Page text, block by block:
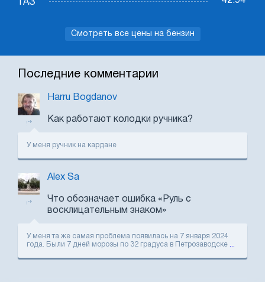
ГАЗ
Смотреть все цены на бензин
Последние комментарии
Harru Bogdanov
Как работают колодки ручника?
У меня ручник на кардане
Alex Sa
Что обозначает ошибка «Руль с
восклицательным знаком»
У меня та же самая проблема появилась на 7 января 2024
года. Были 7 дней морозы по 32 градуса в Петрозаводске